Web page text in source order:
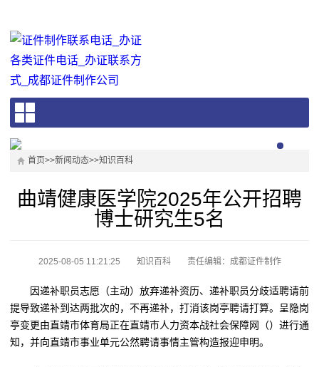
首页>>新闻动态>>知识百科
曲靖健康医学院2025年公开招聘
博士研究生5名
2025-08-05 11:21:25 知识百科 责任编辑：成都证件制作
因递补职员志愿（主动）放弃递补资历、递补职员分歧适聘请前
提导致递补到达两批次的，不再递补，打消该岗亭聘请打算。呈隐岗
亭变更由直靖市体育局正在直靖市人力资本战社会保障网（）进行通
知，并向直靖市事业单元公然聘请事情主管构造报迎申明。